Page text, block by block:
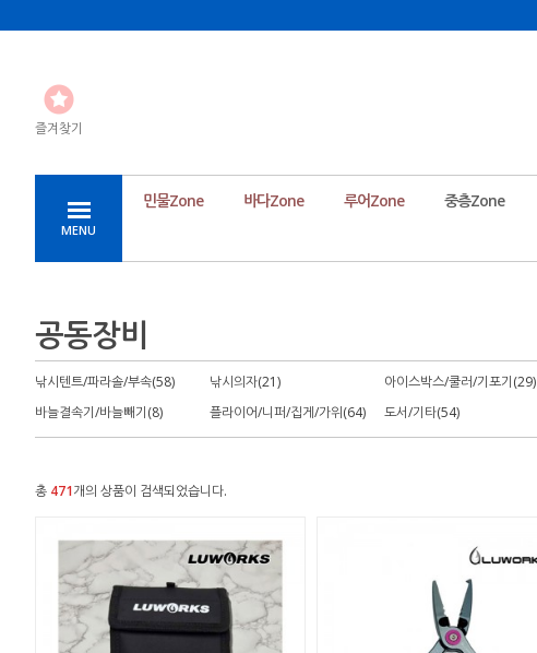
즐겨찾기
MENU
민물Zone 바다Zone 루어Zone 중층Zone
공동장비
낚시텐트/파라솔/부속(58) 낚시의자(21) 아이스박스/쿨러/기포기(29)
바늘결속기/바늘빼기(8)
플라이어/니퍼/집게/가위(64) 도서/기타(54)
총 471개의 상품이 검색되었습니다.